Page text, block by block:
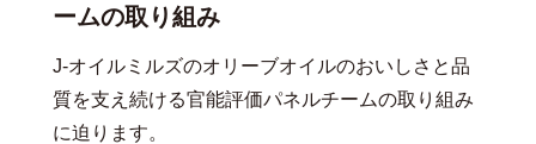
ームの取り組み
J-オイルミルズのオリーブオイルのおいしさと品
質を支え続ける官能評価パネルチームの取り組み
に迫ります。